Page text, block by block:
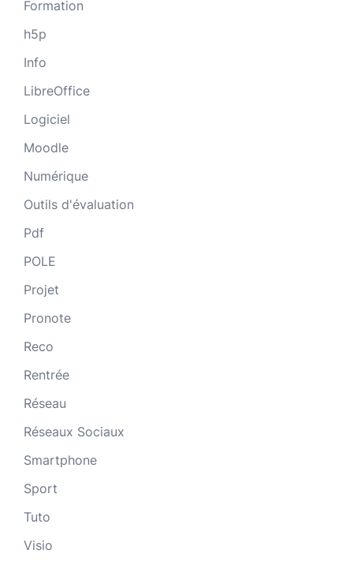
Formation
h5p
Info
LibreOffice
Logiciel
Moodle
Numérique
Outils d'évaluation
Pdf
POLE
Projet
Pronote
Reco
Rentrée
Réseau
Réseaux Sociaux
Smartphone
Sport
Tuto
Visio